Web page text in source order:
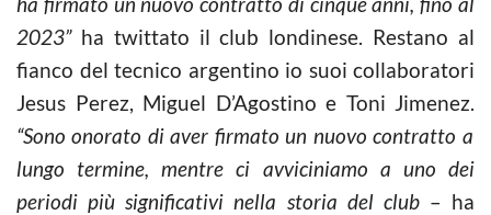
2023”ha twittato il club londinese. Restano al
fianco del tecnico argentino io suoi collaboratori
Jesus Perez, Miguel D’Agostino e Toni Jimenez.
“Sono onorato di aver firmato un nuovo contratto a
lungo termine, mentre ci avviciniamo a uno dei
periodi più significativi nella storia del club– ha